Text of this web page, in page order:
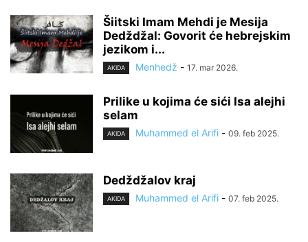
Šiitski Imam Mehdi je Mesija
Dedždžal: Govorit će hebrejskim
jezikom i...
AKIDA Menhedž - 17. mar 2026.
Prilike u kojima će sići Isa alejhi
selam
AKIDA Muhammed el Arifi - 09. feb 2025.
Dedždžalov kraj
AKIDA Muhammed el Arifi - 07. feb 2025.